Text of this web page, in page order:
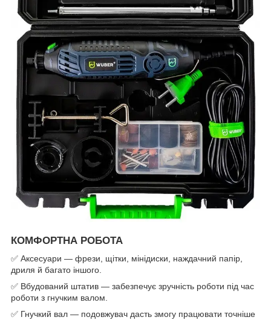
КОМФОРТНА РОБОТА
✅ Аксесуари — фрези, щітки, мінідиски, наждачний папір,
дриля й багато іншого.
✅ Вбудований штатив — забезпечує зручність роботи під час
роботи з гнучким валом.
✅ Гнучкий вал — подовжувач дасть змогу працювати точніше